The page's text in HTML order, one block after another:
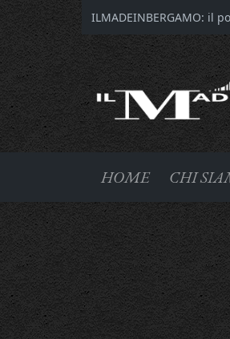
ILMADEINBERGAMO: il
HOME CHI